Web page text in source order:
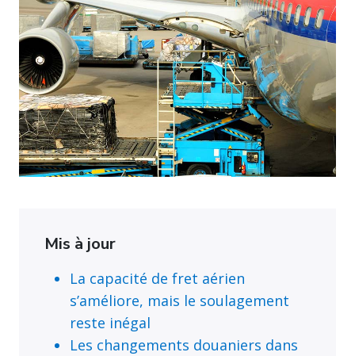
Mis à jour
La capacité de fret aérien
s’améliore, mais le soulagement
reste inégal
Les changements douaniers dans